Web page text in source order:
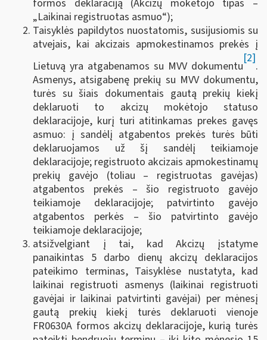
formos deklaraciją (Akcizų mokėtojo tipas –
„Laikinai registruotas asmuo“);
Taisyklės papildytos nuostatomis, susijusiomis su
atvejais, kai akcizais apmokestinamos prekės į
Lietuvą yra atgabenamos su MVV dokumentu
[2]
.
Asmenys, atsigabenę prekių su MVV dokumentu,
turės su šiais dokumentais gautą prekių kiekį
deklaruoti to akcizų mokėtojo statuso
deklaracijoje, kurį turi atitinkamas prekes gavęs
asmuo: į sandėlį atgabentos prekės turės būti
deklaruojamos už šį sandėlį teikiamoje
deklaracijoje; registruoto akcizais apmokestinamų
prekių gavėjo (toliau – registruotas gavėjas)
atgabentos prekės – šio registruoto gavėjo
teikiamoje deklaracijoje; patvirtinto gavėjo
atgabentos perkės – šio patvirtinto gavėjo
teikiamoje deklaracijoje;
atsižvelgiant į tai, kad Akcizų įstatyme
panaikintas 5 darbo dienų akcizų deklaracijos
pateikimo terminas, Taisyklėse nustatyta, kad
laikinai registruoti asmenys (laikinai registruoti
gavėjai ir laikinai patvirtinti gavėjai) per mėnesį
gautą prekių kiekį turės deklaruoti vienoje
FR0630A formos akcizų deklaracijoje, kurią turės